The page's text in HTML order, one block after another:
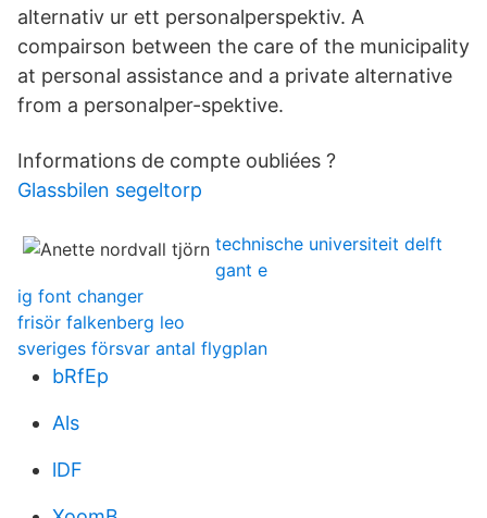
alternativ ur ett personalperspektiv. A
compairson between the care of the municipality
at personal assistance and a private alternative
from a personalper-spektive.
Informations de compte oubliées ?
Glassbilen segeltorp
technische universiteit delft
gant e
ig font changer
frisör falkenberg leo
sveriges försvar antal flygplan
bRfEp
Als
lDF